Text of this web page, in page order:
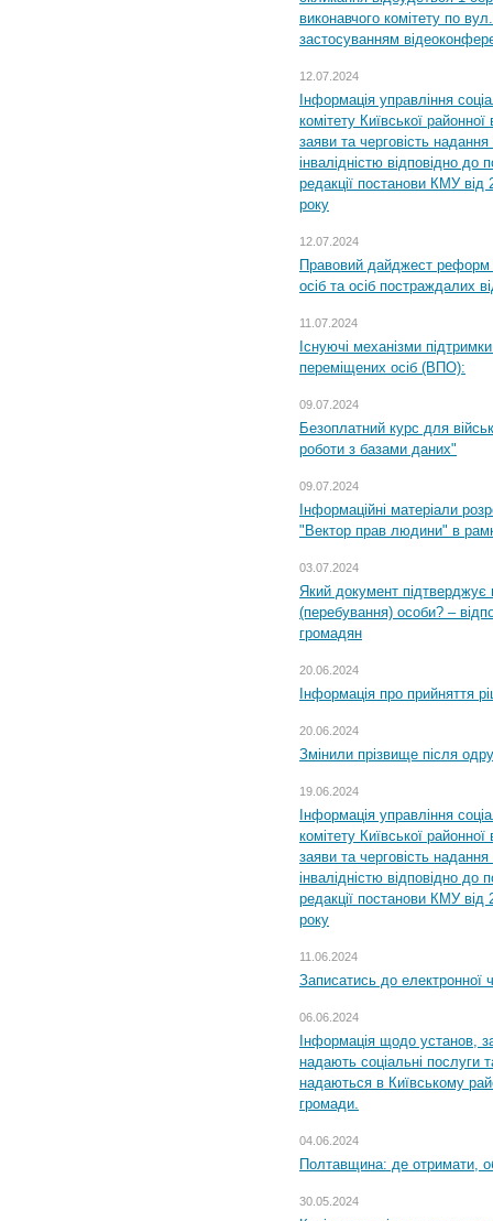
виконавчого комітету по
застосуванням
12.07.2024
Інформація управління
комітету Київської
заяви та черговість надання
інвалідністю відповідно
редакції постанови КМУ
року
12.07.2024
Правовий дайджест реформ
осіб та осіб постраждалих
11.07.2024
Існуючі механізми
переміщених осіб (ВПО):
09.07.2024
Безоплатний курс для
роботи з базами даних"
09.07.2024
Інформаційні матеріали
"Вектор прав людини" в
03.07.2024
Який документ підтверджує
(перебування) особи? –
громадян
20.06.2024
Інформація про прийняття
20.06.2024
Змінили прізвище після
19.06.2024
Інформація управління
комітету Київської
заяви та черговість надання
інвалідністю відповідно
редакції постанови КМУ
року
11.06.2024
Записатись до електронної
06.06.2024
Інформація щодо установ,
надають соціальні послуги
надаються в Київському
громади.
04.06.2024
Полтавщина: де отримати,
30.05.2024